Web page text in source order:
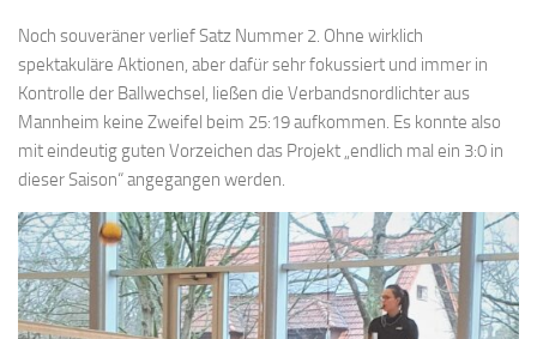
Noch souveräner verlief Satz Nummer 2. Ohne wirklich
spektakuläre Aktionen, aber dafür sehr fokussiert und immer in
Kontrolle der Ballwechsel, ließen die Verbandsnordlichter aus
Mannheim keine Zweifel beim 25:19 aufkommen. Es konnte also
mit eindeutig guten Vorzeichen das Projekt „endlich mal ein 3:0 in
dieser Saison“ angegangen werden.